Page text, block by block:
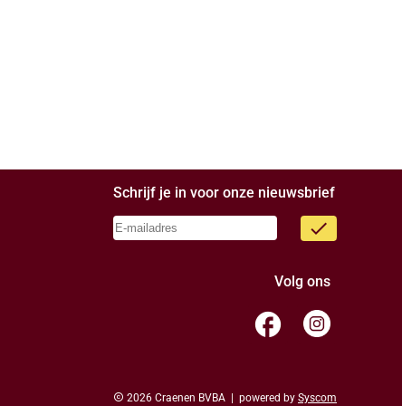
Schrijf je in voor onze nieuwsbrief
done
Volg ons
facebook
copyright 2026 Craenen BVBA | powered by Syscom